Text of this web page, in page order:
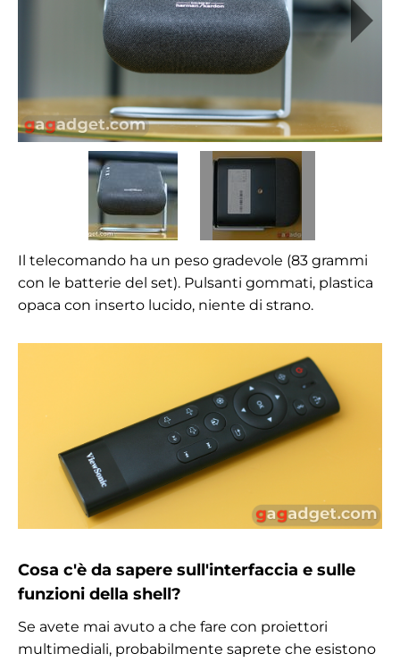
Il telecomando ha un peso gradevole (83 grammi
con le batterie del set). Pulsanti gommati, plastica
opaca con inserto lucido, niente di strano.
Cosa c'è da sapere sull'interfaccia e sulle
funzioni della shell?
Se avete mai avuto a che fare con proiettori
multimediali, probabilmente saprete che esistono